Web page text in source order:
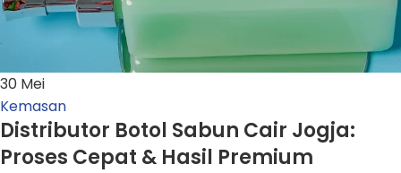
30 Mei
Kemasan
Distributor Botol Sabun Cair Jogja:
Proses Cepat & Hasil Premium